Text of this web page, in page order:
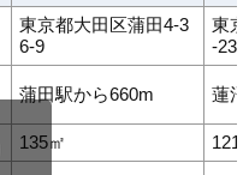
東京都大田区蒲田4-3
6-9
東
-23-
蒲田駅から660m 蓮
135㎡ 121